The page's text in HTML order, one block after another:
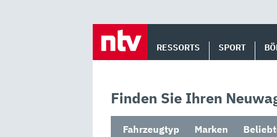
RESSORTS SPORT
Finden Sie Ihren
Fahrzeugtyp Marken